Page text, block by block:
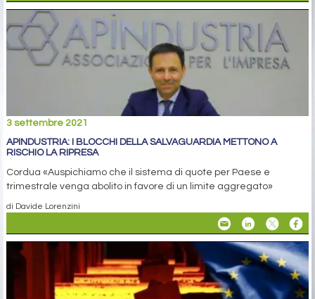
3 settembre 2021
APINDUSTRIA: I BLOCCHI DELLA SALVAGUARDIA METTONO A
RISCHIO LA RIPRESA
Cordua «Auspichiamo che il sistema di quote per Paese e
trimestrale venga abolito in favore di un limite aggregato»
di Davide Lorenzini